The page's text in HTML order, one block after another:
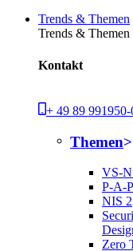
Trends & Themen
Trends & Themen
Kontakt
+ 49 89 991950-
Themen
VS-
P-A-
NIS 2
Zero